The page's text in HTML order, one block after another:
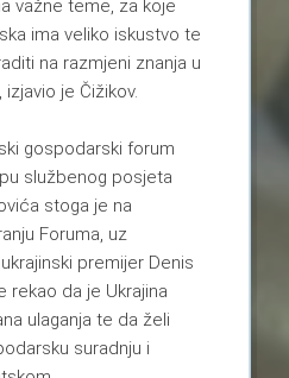
važne teme, za koje
ima veliko iskustvo te
na razmjeni znanja u
je Čižikov.
gospodarski forum
službenog posjeta
stoga je na
Foruma, uz
premijer Denis
rekao da je Ukrajina
ulaganja te da želi
suradnju i